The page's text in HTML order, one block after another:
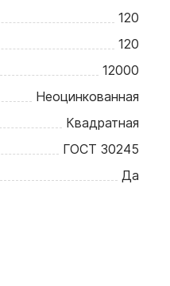
120
120
12000
Неоцинкованная
Квадратная
ГОСТ 30245
Да